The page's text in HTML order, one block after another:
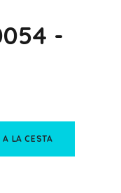
-
LA CESTA